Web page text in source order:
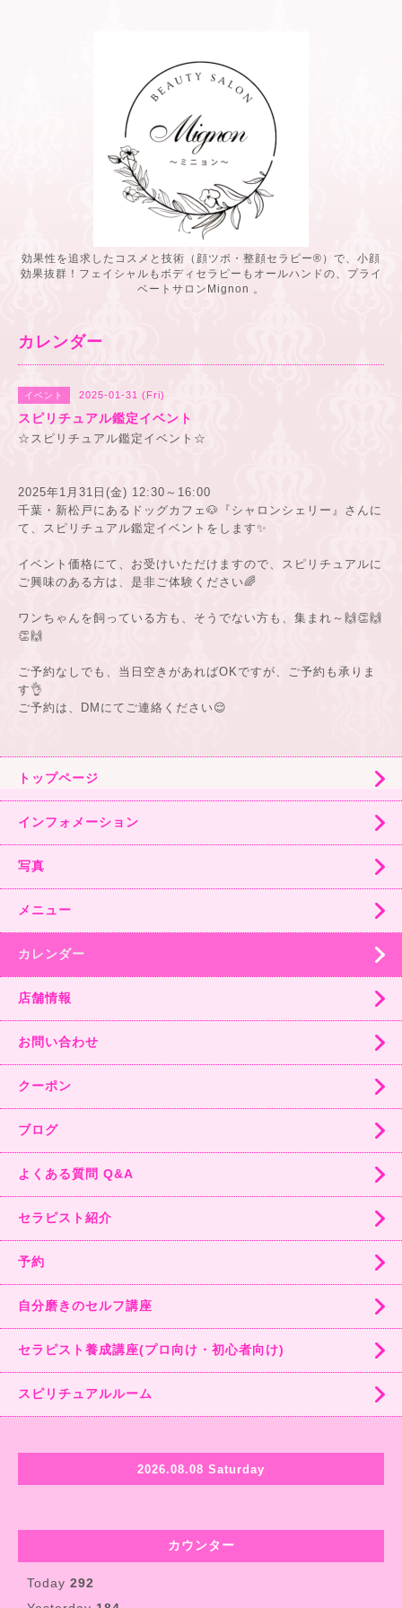
効果性を追求したコスメと技術（顔ツボ・整顔セラピー®️）で、小顔
効果抜群！フェイシャルもボディセラピーもオールハンドの、プライ
ベートサロンMignon 。
カレンダー
イベント 2025-01-31 (Fri)
スピリチュアル鑑定イベント
☆スピリチュアル鑑定イベント☆
2025年1月31日(金) 12:30～16:00
千葉・新松戸にあるドッグカフェ🐶『シャロンシェリー』さんに
て、スピリチュアル鑑定イベントをします✨️
イベント価格にて、お受けいただけますので、スピリチュアルに
ご興味のある方は、是非ご体験ください🌈
ワンちゃんを飼っている方も、そうでない方も、集まれ～🙌👏🙌
👏🙌
ご予約なしでも、当日空きがあればOKですが、ご予約も承りま
す👌
ご予約は、DMにてご連絡ください😌
トップページ
インフォメーション
写真
メニュー
カレンダー
店舗情報
お問い合わせ
クーポン
ブログ
よくある質問 Q&A
セラピスト紹介
予約
自分磨きのセルフ講座
セラピスト養成講座(プロ向け・初心者向け)
スピリチュアルルーム
2026.08.08 Saturday
カウンター
Today 292